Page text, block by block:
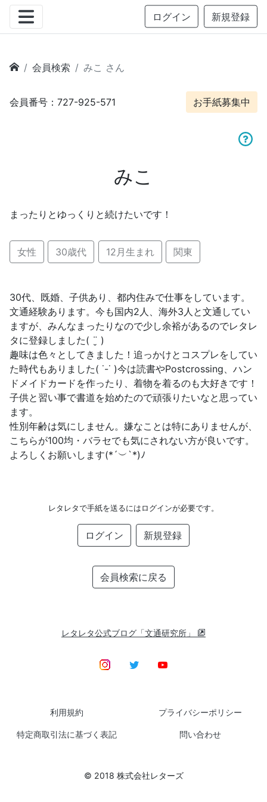
ログイン 新規登録
会員検索 みこ さん
会員番号：727-925-571 お手紙募集中
みこ
まったりとゆっくりと続けたいです！
女性 30歳代 12月生まれ 関東
30代、既婚、子供あり、都内住みで仕事をしています。
文通経験あります。今も国内2人、海外3人と文通してい
ますが、みんなまったりなので少し余裕があるのでレタレ
タに登録しました( ¨̮ )
趣味は色々としてきました！追っかけとコスプレをしてい
た時代もありました( ˙-˙ )今は読書やPostcrossing、ハン
ドメイドカードを作ったり、着物を着るのも大好きです！
子供と習い事で書道を始めたので頑張りたいなと思ってい
ます。
性別年齢は気にしません。嫌なことは特にありませんが、
こちらが100均・バラセでも気にされない方が良いです。
よろしくお願いします(*´︶`*)ﾉ
レタレタで手紙を送るにはログインが必要です。
ログイン 新規登録
会員検索に戻る
レタレタ公式ブログ「文通研究所」
利用規約 プライバシーポリシー
特定商取引法に基づく表記 問い合わせ
© 2018 株式会社レターズ